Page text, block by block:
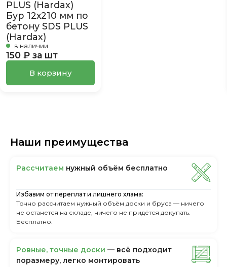
Бур 12х210 мм по
бетону SDS PLUS
(Hardax)
в наличии
150 ₽ за шт
В корзину
Наши преимущества
Рассчитаем нужный объём бесплатно
Избавим от переплат и лишнего хлама:
Точно рассчитаем нужный объём доски и бруса — ничего
не останется на складе, ничего не придётся докупать.
Бесплатно.
Ровные, точные доски — всё подходит
поразмеру, легкo монтировать